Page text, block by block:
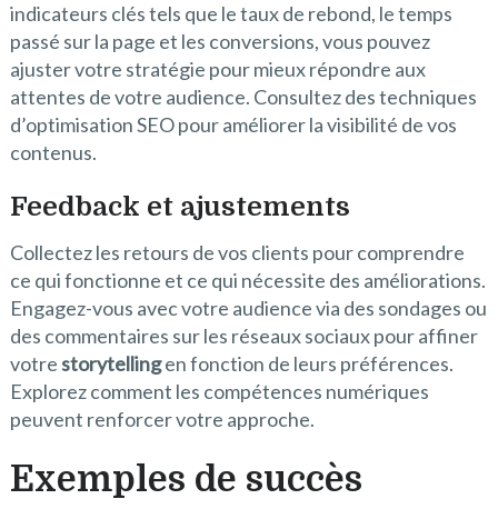
indicateurs clés tels que le taux de rebond, le temps
passé sur la page et les conversions, vous pouvez
ajuster votre stratégie pour mieux répondre aux
attentes de votre audience. Consultez des techniques
d’optimisation SEO pour améliorer la visibilité de vos
contenus.
Feedback et ajustements
Collectez les retours de vos clients pour comprendre
ce qui fonctionne et ce qui nécessite des améliorations.
Engagez-vous avec votre audience via des sondages ou
des commentaires sur les réseaux sociaux pour affiner
votrestorytellingen fonction de leurs préférences.
Explorez comment les compétences numériques
peuvent renforcer votre approche.
Exemples de succès